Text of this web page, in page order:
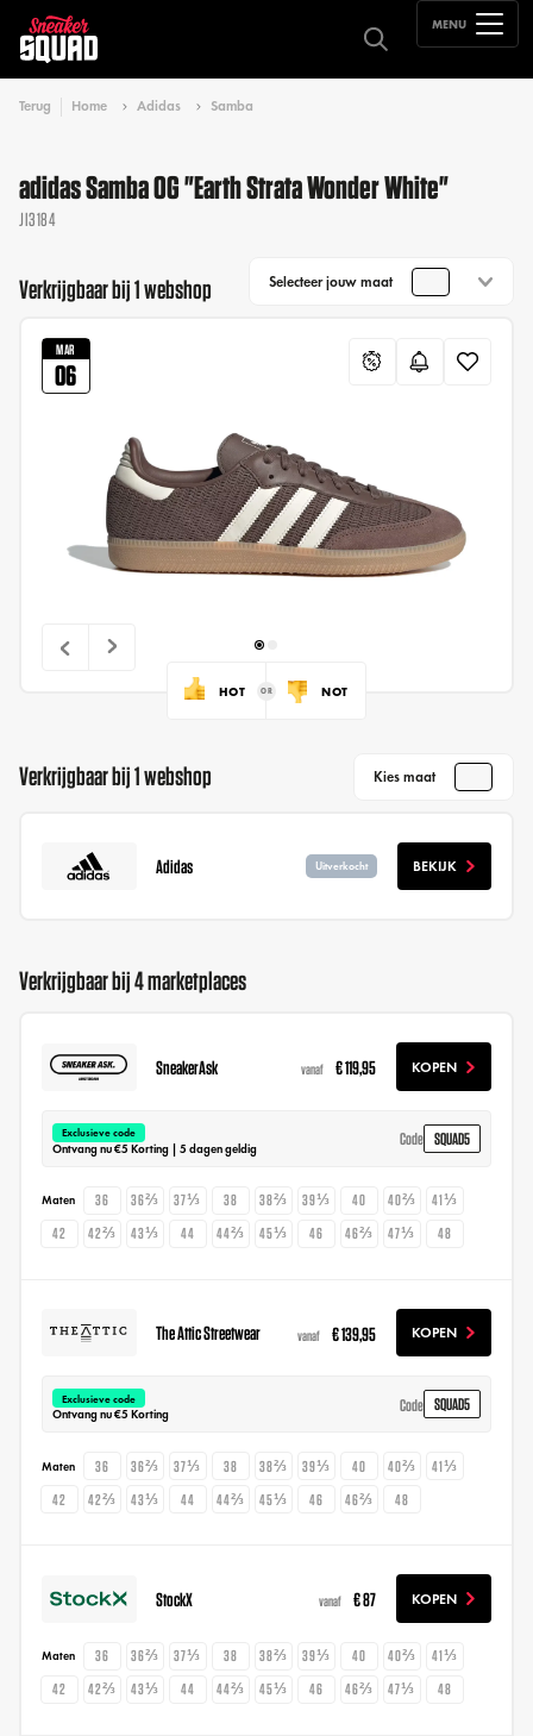
MENU
Terug Home Adidas Samba
adidas Samba OG "Earth Strata Wonder White"
JI3184
Verkrijgbaar bij 1 webshop Selecteer jouw maat
MAR
06
HOT NOT
Verkrijgbaar bij 1 webshop Kies maat
Adidas Uitverkocht BEKIJK
Verkrijgbaar bij 4 marketplaces
SneakerAsk vanaf € 119,95 KOPEN
Exclusieve code
Ontvang nu €5 Korting | 5 dagen geldig
Code SQUAD5
Maten 36 36⅔ 37⅓ 38 38⅔ 39⅓ 40 40⅔
41⅓
42
42⅔ 43⅓ 44 44⅔ 45⅓ 46 46⅔ 47⅓ 48
The Attic Streetwear vanaf € 139,95 KOPEN
Exclusieve code
Ontvang nu €5 Korting
Code SQUAD5
Maten 36 36⅔ 37⅓ 38 38⅔ 39⅓ 40 40⅔
41⅓
42
42⅔ 43⅓ 44 44⅔ 45⅓ 46 46⅔ 48
StockX vanaf € 87 KOPEN
Maten 36 36⅔ 37⅓ 38 38⅔ 39⅓ 40 40⅔
41⅓
42
42⅔ 43⅓ 44 44⅔ 45⅓ 46 46⅔ 47⅓ 48